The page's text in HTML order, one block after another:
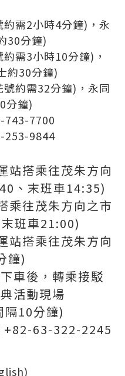
需2小時4分鐘)，永
30分鐘)
需3小時10分鐘)，
約30分鐘)
約需32分鐘)，永同
分鐘)
743-7700
253-9844
站搭乘往茂朱方向
、末班車14:35)
乘往茂朱方向之市
班車21:00)
站搭乘往茂朱方向
鐘)
車後，轉乘接駁
活動現場
10分鐘)
+82-63-322-2245